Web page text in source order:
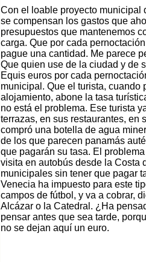
Con el loable proyecto municipal
se compensan los gastos que
presupuestos que mantenemos
carga. Que por cada
pague una cantidad. Me parece
Que quien use de la ciudad y de
Equis euros por cada
municipal. Que el turista, cuando
alojamiento, abone la tasa
no está el problema. Ese turista
terrazas, en sus restaurantes, en
compró una botella de agua
de los que parecen panamás
que pagarán su tasa. El
visita en autobús desde la Costa
municipales sin tener que pagar
Venecia ha impuesto para este
campos de fútbol, y va a cobrar,
Alcázar o la Catedral. ¿Ha
pensar antes que sea tarde,
no se dejan aquí un euro.